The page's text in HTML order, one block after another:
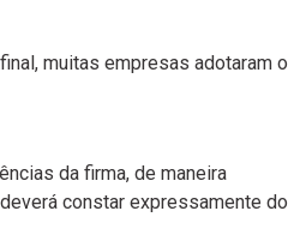
muitas empresas adotaram o
da firma, de maneira
constar expressamente do